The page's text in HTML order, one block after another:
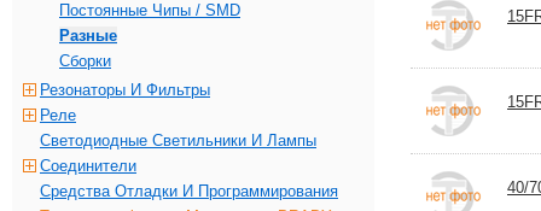
40/
Постоянные Чипы / SMD
Разные
Сборки
Резонаторы И Фильтры
Реле
Светодиодные Светильники И Лампы
Соединители
Средства Отладки И Программирования